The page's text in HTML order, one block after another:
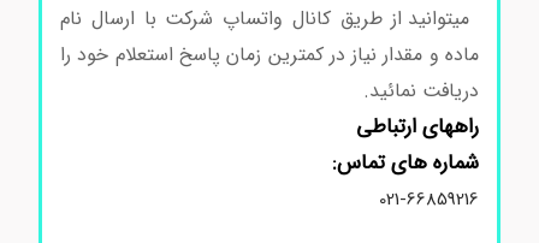
میتوانید از طریق کانال واتساپ شرکت با ارسال نام
ماده و مقدار نیاز در کمترین زمان پاسخ استعلام خود را
دریافت نمائید.
راههای ارتباطی
شماره های تماس:
021-66859216